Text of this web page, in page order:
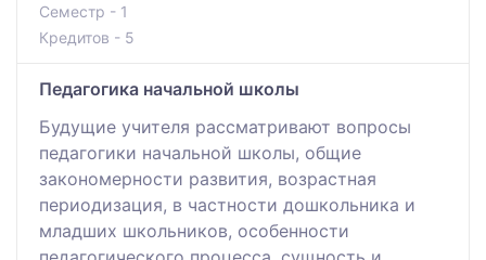
Семестр - 1
Кредитов - 5
Педагогика начальной школы
Будущие учителя рассматривают вопросы
педагогики начальной школы, общие
закономерности развития, возрастная
периодизация, в частности дошкольника и
младших школьников, особенности